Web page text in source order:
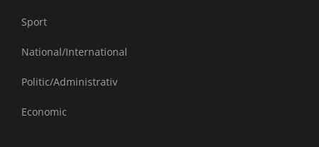
Sport
National/International
Politic/Administrativ
Economic